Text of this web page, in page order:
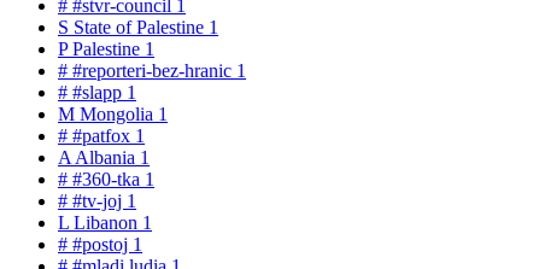
# #stvr-council 1
S State of Palestine 1
PPalestine 1
# #reporteri-bez-hranic 1
# #slapp 1
M Mongolia 1
# #patfox 1
A Albania 1
# #360-tka 1
# #tv-joj 1
L Libanon 1
# #postoj 1